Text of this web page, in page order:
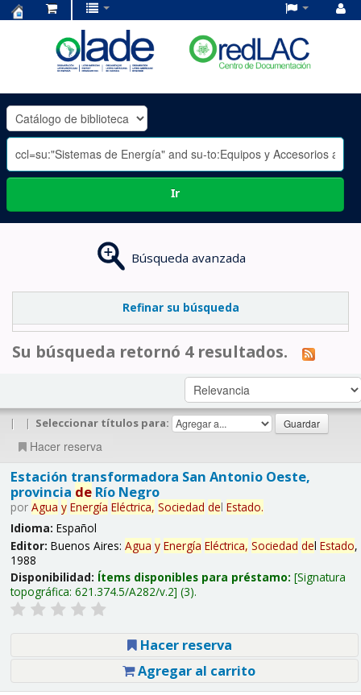
OLADE
-
Ir
Búsqueda avanzada
Refinar su búsqueda
Su búsqueda retornó 4 resultados.
| | Seleccionar títulos para:
Hacer reserva
Estación transformadora San Antonio Oeste,
provincia deRío Negro
por Agua y Energía Eléctrica, Sociedad del Estado.
Idioma: Español
Editor: Buenos Aires: Agua y Energía Eléctrica, Sociedad del Estado,
1988
Disponibilidad: Ítems disponibles para préstamo: Signatura
topográfica: 621.374.5/A282/v.2 (3).
Hacer reserva
Agregar al carrito